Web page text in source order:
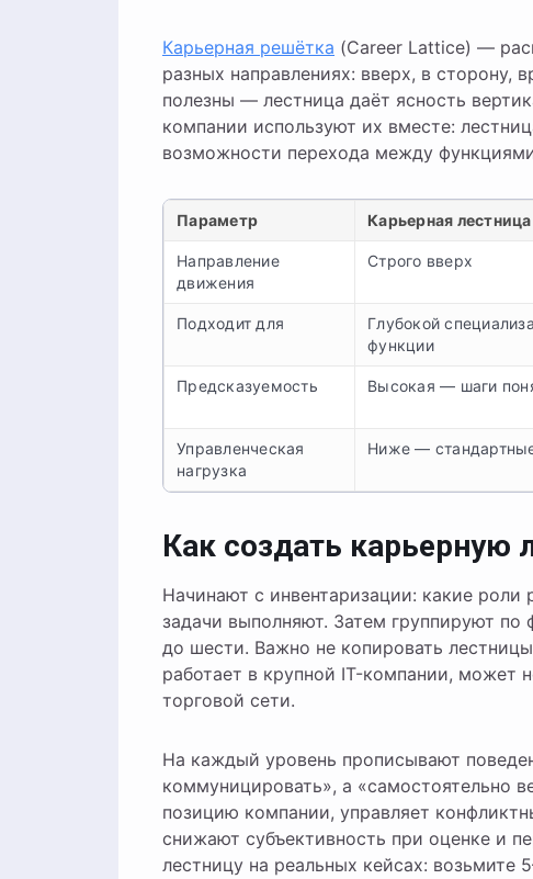
Карьерная решётка (Career Lattice) —
разных направлениях: вверх, в сторону,
полезны — лестница даёт ясность
компании используют их вместе:
возможности перехода между
Параметр Карьерная лестница
Направление
движения
Строго вверх
Подходит для
Глубокой
функции
Предсказуемость Высокая — шаги
Управленческая
нагрузка
Ниже —
Как создать карьерную
Начинают с инвентаризации: какие
задачи выполняют. Затем группируют
до шести. Важно не копировать
работает в крупной IT-компании, может
торговой сети.
На каждый уровень прописывают
коммуницировать», а «самостоятельно
позицию компании, управляет
снижают субъективность при оценке и
лестницу на реальных кейсах: возьмите